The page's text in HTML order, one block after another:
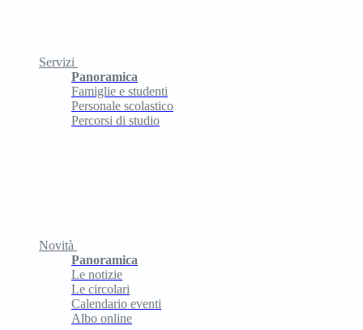
Servizi
Panoramica
Famiglie e studenti
Personale scolastico
Percorsi di studio
Novità
Panoramica
Le notizie
Le circolari
Calendario eventi
Albo online